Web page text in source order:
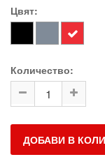
Цвят:
Количество:
ДОБАВИ В